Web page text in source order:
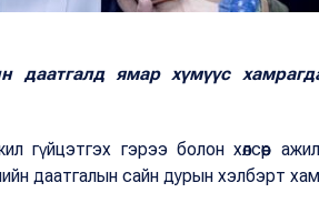
даатгалд ямар хүмүүс
гүйцэтгэх гэрээ болон хөлсөөр
даатгалын сайн дурын хэлбэрт